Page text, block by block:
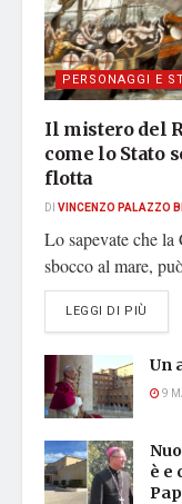
PERSONAGGI E
Il mistero del
come lo Stato
flotta
DI VINCENZO PALAZZO
Lo sapevate che
sbocco al mare,
LEGGI DI PIÙ
Un
9
è e